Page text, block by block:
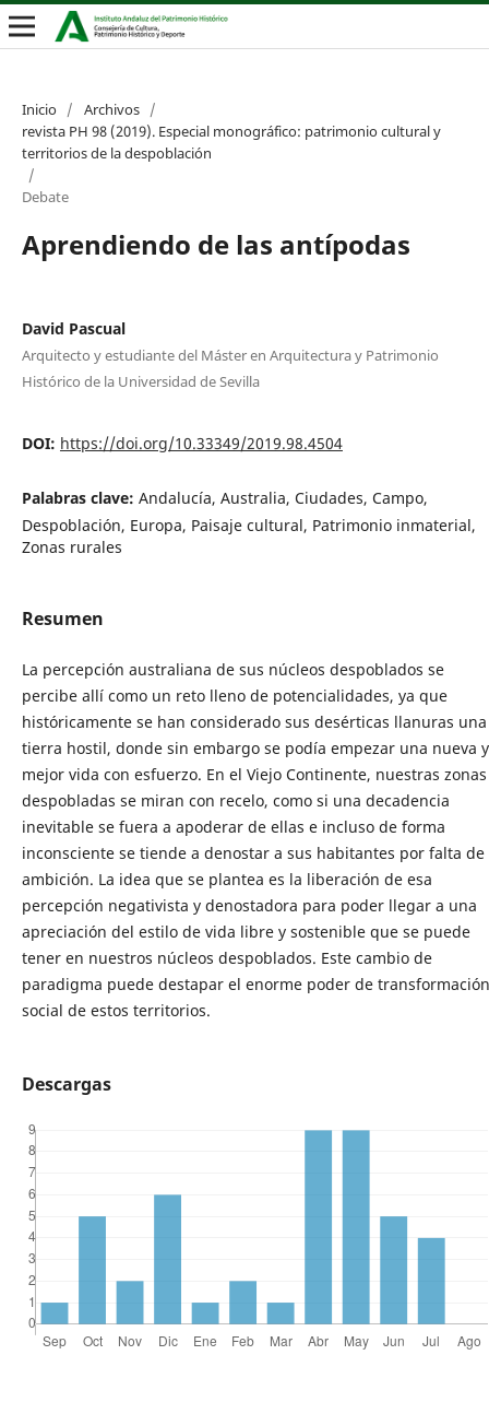
Inicio / Archivos /
revista PH 98 (2019). Especial monográfico: patrimonio cultural y
territorios de la despoblación
/
Debate
Aprendiendo de las antípodas
David Pascual
Arquitecto y estudiante del Máster en Arquitectura y Patrimonio
Histórico de la Universidad de Sevilla
DOI: https://doi.org/10.33349/2019.98.4504
Palabras clave: Andalucía, Australia, Ciudades, Campo,
Despoblación, Europa, Paisaje cultural, Patrimonio inmaterial,
Zonas rurales
Resumen
La percepción australiana de sus núcleos despoblados se
percibe allí como un reto lleno de potencialidades, ya que
históricamente se han considerado sus desérticas llanuras una
tierra hostil, donde sin embargo se podía empezar una nueva y
mejor vida con esfuerzo. En el Viejo Continente, nuestras zonas
despobladas se miran con recelo, como si una decadencia
inevitable se fuera a apoderar de ellas e incluso de forma
inconsciente se tiende a denostar a sus habitantes por falta de
ambición. La idea que se plantea es la liberación de esa
percepción negativista y denostadora para poder llegar a una
apreciación del estilo de vida libre y sostenible que se puede
tener en nuestros núcleos despoblados. Este cambio de
paradigma puede destapar el enorme poder de transformación
social de estos territorios.
Descargas